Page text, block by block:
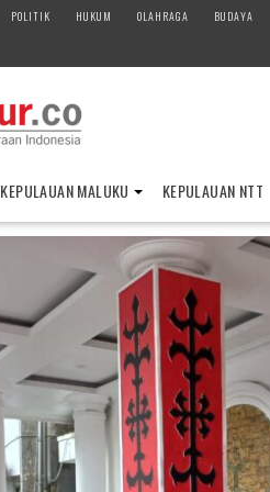
POLITIK HUKUM OLAHRAGA BUDAYA
KEPULAUAN MALUKU KEPULAUAN NTT